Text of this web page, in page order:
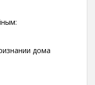
дома